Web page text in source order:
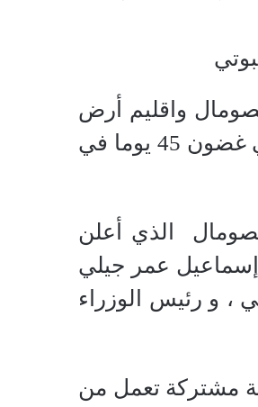
واقليم أرض
الصومال بالإضافة إلى الوزير الجارجية الجيبوتي محمود علي يوسف، اجتماعا في غضون 45 يوما في
الذي أعلن
إسماعيل عمر جيلي
و رئيس الوزراء
مشتركة تعمل من